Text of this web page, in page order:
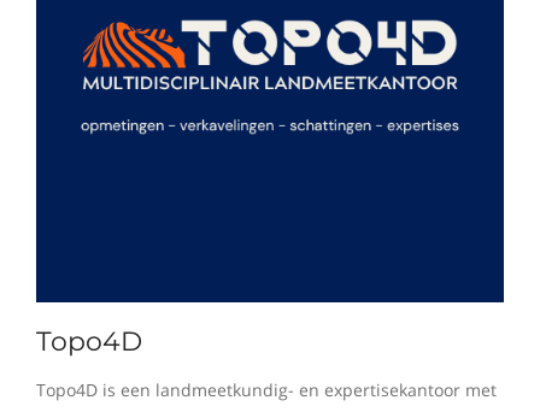
Topo4D
Topo4D is een landmeetkundig- en expertisekantoor met